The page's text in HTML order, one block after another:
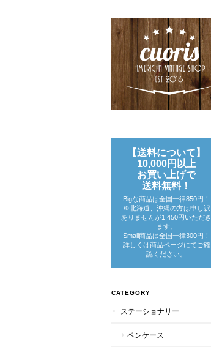
【送料について】
10,000円以上
お買い上げで
送料無料！
Bigな商品は全国一律850円！
※北海道、沖縄の方は申し訳
ありませんが1,450円いただき
ます。
Small商品は全国一律300円！
詳しくは商品ページにてご確
認ください。
CATEGORY
ステーショナリー
ペンケース